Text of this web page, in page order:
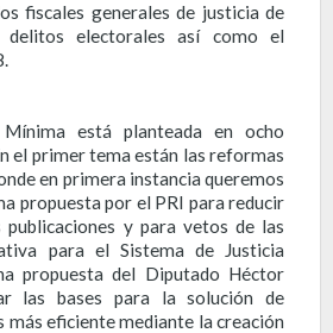
fiscales generales de justicia de
delitos electorales así como el
está planteada en ocho
el primer tema están las reformas
en primera instancia queremos
propuesta por el PRI para reducir
y para vetos de las
para el Sistema de Justicia
propuesta del Diputado Héctor
las bases para la solución de
eficiente mediante la creación